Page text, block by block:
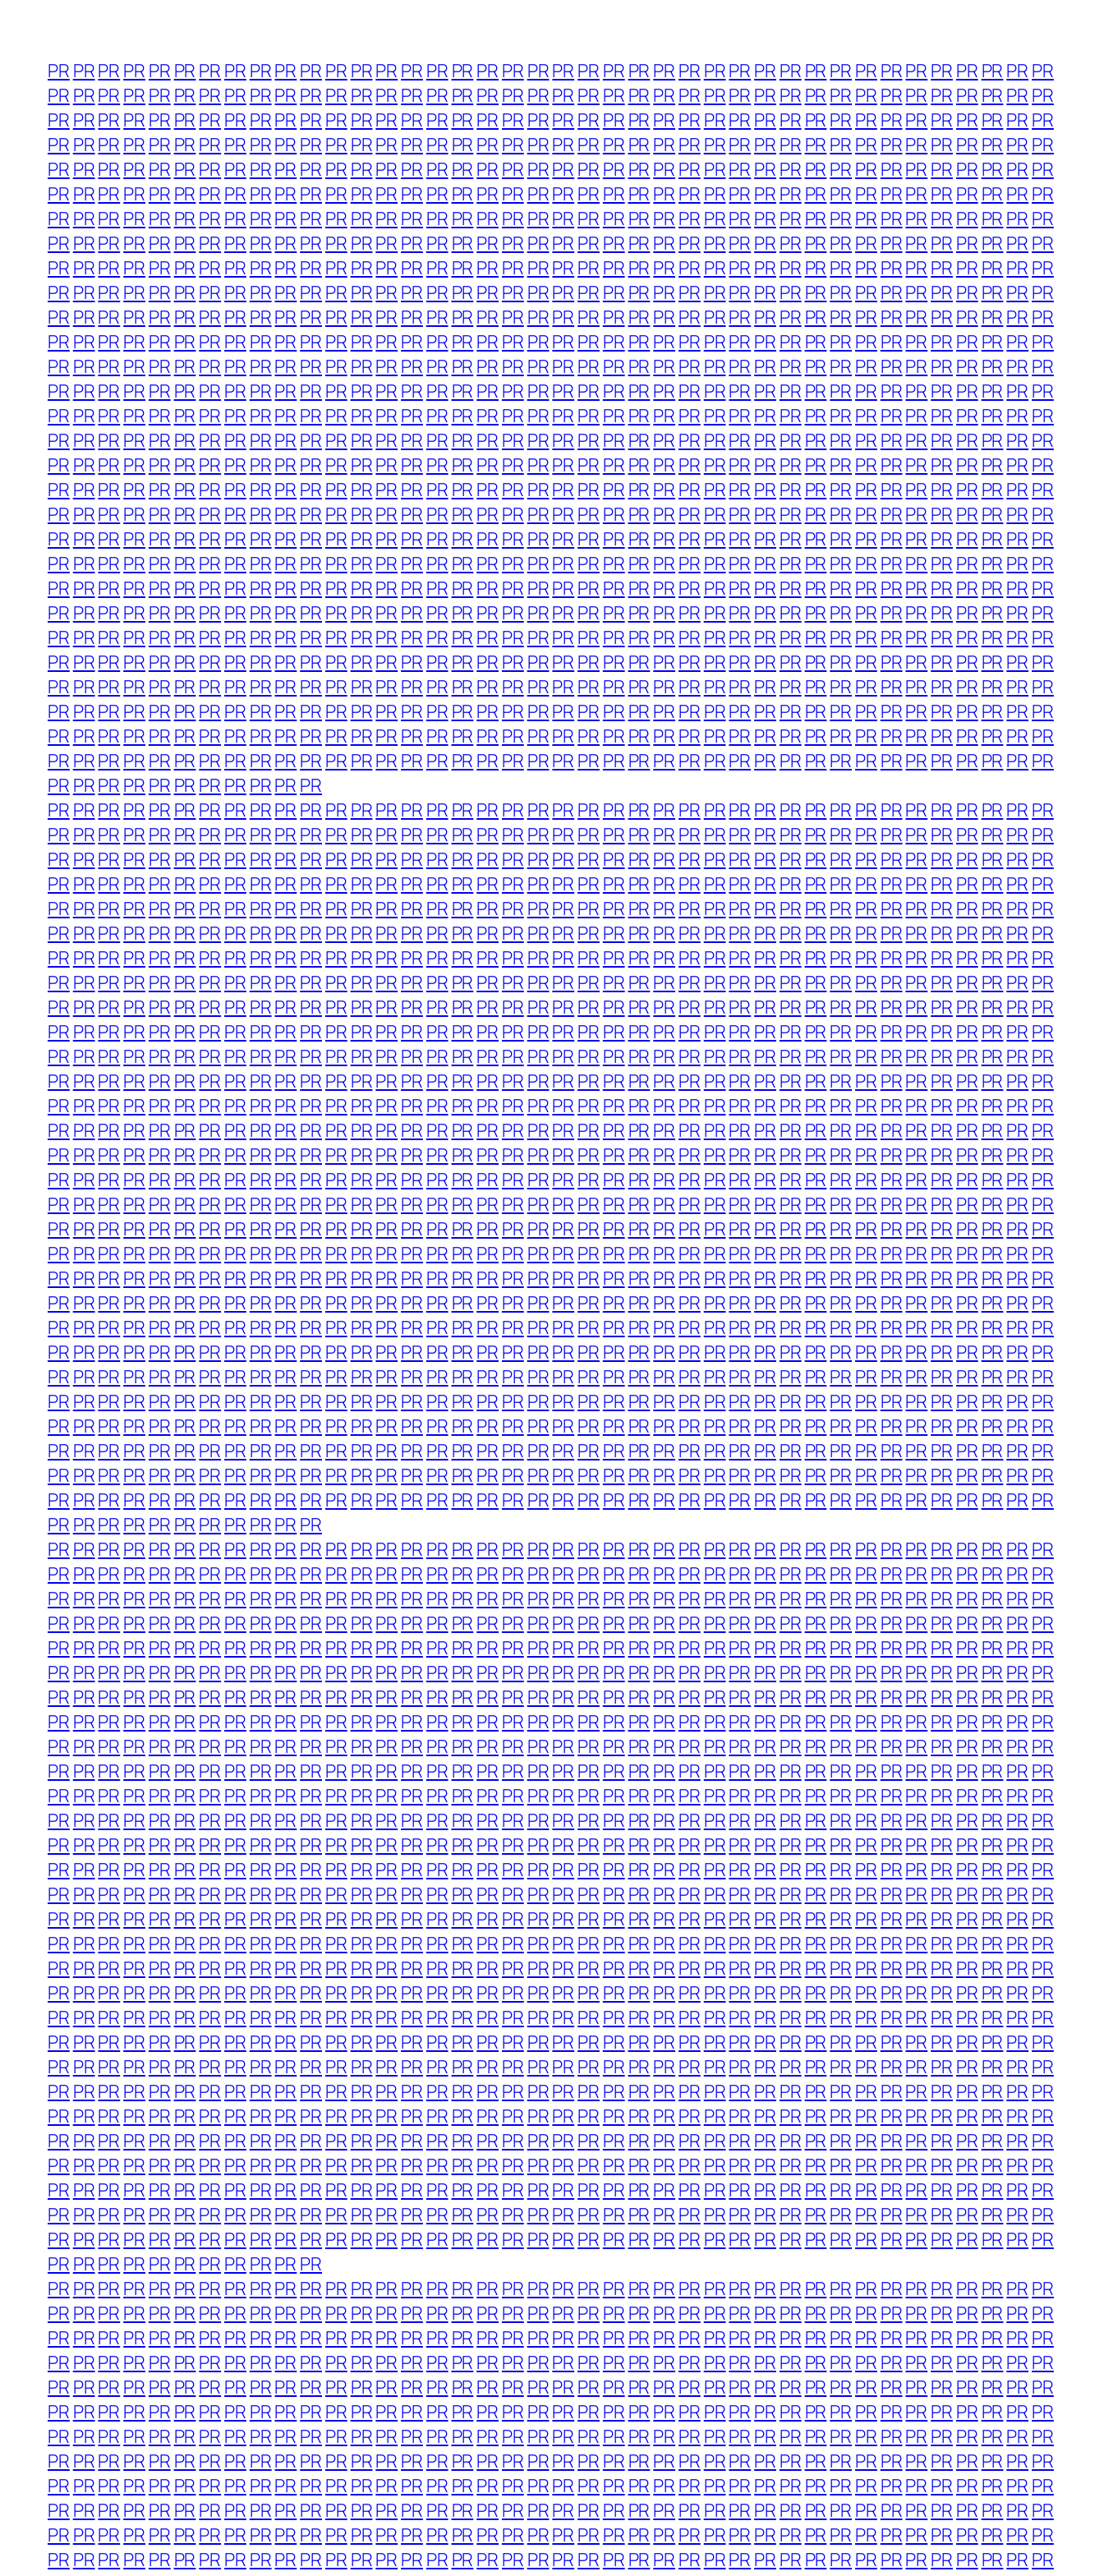
PR PRPR PR PR PR PR PR PRPR PR PR PRPR PR PR PR PR PR PRPR PR PR PR PR PR PRPR PR PR PR PR PR PRPR PR PR PR PR PR
PR PRPR PR PR PR PR PR PRPR PR PR PRPR PR PR PR PR PR PRPR PR PR PR PR PR PRPR PR PR PR PR PR PRPR PR PR PR PR PR
PR PRPR PR PR PR PR PR PRPR PR PR PRPR PR PR PR PR PR PRPR PR PR PR PR PR PRPR PR PR PR PR PR PRPR PR PR PR PR PR
PR PRPR PR PR PR PR PR PRPR PR PR PRPR PR PR PR PR PR PRPR PR PR PR PR PR PRPR PR PR PR PR PR PRPR PR PR PR PR PR
PR PRPR PR PR PR PR PR PRPR PR PR PRPR PR PR PR PR PR PRPR PR PR PR PR PR PRPR PR PR PR PR PR PRPR PR PR PR PR PR
PR PRPR PR PR PR PR PR PRPR PR PR PRPR PR PR PR PR PR PRPR PR PR PR PR PR PRPR PR PR PR PR PR PRPR PR PR PR PR PR
PR PRPR PR PR PR PR PR PRPR PR PR PRPR PR PR PR PR PR PRPR PR PR PR PR PR PRPR PR PR PR PR PR PRPR PR PR PR PR PR
PR PRPR PR PR PR PR PR PRPR PR PR PRPR PR PR PR PR PR PRPR PR PR PR PR PR PRPR PR PR PR PR PR PRPR PR PR PR PR PR
PR PRPR PR PR PR PR PR PRPR PR PR PRPR PR PR PR PR PR PRPR PR PR PR PR PR PRPR PR PR PR PR PR PRPR PR PR PR PR PR
PR PRPR PR PR PR PR PR PRPR PR PR PRPR PR PR PR PR PR PRPR PR PR PR PR PR PRPR PR PR PR PR PR PRPR PR PR PR PR PR
PR PRPR PR PR PR PR PR PRPR PR PR PRPR PR PR PR PR PR PRPR PR PR PR PR PR PRPR PR PR PR PR PR PRPR PR PR PR PR PR
PR PRPR PR PR PR PR PR PRPR PR PR PRPR PR PR PR PR PR PRPR PR PR PR PR PR PRPR PR PR PR PR PR PRPR PR PR PR PR PR
PR PRPR PR PR PR PR PR PRPR PR PR PRPR PR PR PR PR PR PRPR PR PR PR PR PR PRPR PR PR PR PR PR PRPR PR PR PR PR PR
PR PRPR PR PR PR PR PR PRPR PR PR PRPR PR PR PR PR PR PRPR PR PR PR PR PR PRPR PR PR PR PR PR PRPR PR PR PR PR PR
PR PRPR PR PR PR PR PR PRPR PR PR PRPR PR PR PR PR PR PRPR PR PR PR PR PR PRPR PR PR PR PR PR PRPR PR PR PR PR PR
PR PRPR PR PR PR PR PR PRPR PR PR PRPR PR PR PR PR PR PRPR PR PR PR PR PR PRPR PR PR PR PR PR PRPR PR PR PR PR PR
PR PRPR PR PR PR PR PR PRPR PR PR PRPR PR PR PR PR PR PRPR PR PR PR PR PR PRPR PR PR PR PR PR PRPR PR PR PR PR PR
PR PRPR PR PR PR PR PR PRPR PR PR PRPR PR PR PR PR PR PRPR PR PR PR PR PR PRPR PR PR PR PR PR PRPR PR PR PR PR PR
PR PRPR PR PR PR PR PR PRPR PR PR PRPR PR PR PR PR PR PRPR PR PR PR PR PR PRPR PR PR PR PR PR PRPR PR PR PR PR PR
PR PRPR PR PR PR PR PR PRPR PR PR PRPR PR PR PR PR PR PRPR PR PR PR PR PR PRPR PR PR PR PR PR PRPR PR PR PR PR PR
PR PRPR PR PR PR PR PR PRPR PR PR PRPR PR PR PR PR PR PRPR PR PR PR PR PR PRPR PR PR PR PR PR PRPR PR PR PR PR PR
PR PRPR PR PR PR PR PR PRPR PR PR PRPR PR PR PR PR PR PRPR PR PR PR PR PR PRPR PR PR PR PR PR PRPR PR PR PR PR PR
PR PRPR PR PR PR PR PR PRPR PR PR PRPR PR PR PR PR PR PRPR PR PR PR PR PR PRPR PR PR PR PR PR PRPR PR PR PR PR PR
PR PRPR PR PR PR PR PR PRPR PR PR PRPR PR PR PR PR PR PRPR PR PR PR PR PR PRPR PR PR PR PR PR PRPR PR PR PR PR PR
PR PRPR PR PR PR PR PR PRPR PR PR PRPR PR PR PR PR PR PRPR PR PR PR PR PR PRPR PR PR PR PR PR PRPR PR PR PR PR PR
PR PRPR PR PR PR PR PR PRPR PR PR PRPR PR PR PR PR PR PRPR PR PR PR PR PR PRPR PR PR PR PR PR PRPR PR PR PR PR PR
PR PRPR PR PR PR PR PR PRPR PR PR PRPR PR PR PR PR PR PRPR PR PR PR PR PR PRPR PR PR PR PR PR PRPR PR PR PR PR PR
PR PRPR PR PR PR PR PR PRPR PR PR PRPR PR PR PR PR PR PRPR PR PR PR PR PR PRPR PR PR PR PR PR PRPR PR PR PR PR PR
PR PRPR PR PR PR PR PR PRPR PR PR PRPR PR PR PR PR PR PRPR PR PR PR PR PR PRPR PR PR PR PR PR PRPR PR PR PR PR PR
PR PRPR PR PR PR PR PR PRPR PR
PR PRPR PR PR PR PR PR PRPR PR PR PRPR PR PR PR PR PR PRPR PR PR PR PR PR PRPR PR PR PR PR PR PRPR PR PR PR PR PR
PR PRPR PR PR PR PR PR PRPR PR PR PRPR PR PR PR PR PR PRPR PR PR PR PR PR PRPR PR PR PR PR PR PRPR PR PR PR PR PR
PR PRPR PR PR PR PR PR PRPR PR PR PRPR PR PR PR PR PR PRPR PR PR PR PR PR PRPR PR PR PR PR PR PRPR PR PR PR PR PR
PR PRPR PR PR PR PR PR PRPR PR PR PRPR PR PR PR PR PR PRPR PR PR PR PR PR PRPR PR PR PR PR PR PRPR PR PR PR PR PR
PR PRPR PR PR PR PR PR PRPR PR PR PRPR PR PR PR PR PR PRPR PR PR PR PR PR PRPR PR PR PR PR PR PRPR PR PR PR PR PR
PR PRPR PR PR PR PR PR PRPR PR PR PRPR PR PR PR PR PR PRPR PR PR PR PR PR PRPR PR PR PR PR PR PRPR PR PR PR PR PR
PR PRPR PR PR PR PR PR PRPR PR PR PRPR PR PR PR PR PR PRPR PR PR PR PR PR PRPR PR PR PR PR PR PRPR PR PR PR PR PR
PR PRPR PR PR PR PR PR PRPR PR PR PRPR PR PR PR PR PR PRPR PR PR PR PR PR PRPR PR PR PR PR PR PRPR PR PR PR PR PR
PR PRPR PR PR PR PR PR PRPR PR PR PRPR PR PR PR PR PR PRPR PR PR PR PR PR PRPR PR PR PR PR PR PRPR PR PR PR PR PR
PR PRPR PR PR PR PR PR PRPR PR PR PRPR PR PR PR PR PR PRPR PR PR PR PR PR PRPR PR PR PR PR PR PRPR PR PR PR PR PR
PR PRPR PR PR PR PR PR PRPR PR PR PRPR PR PR PR PR PR PRPR PR PR PR PR PR PRPR PR PR PR PR PR PRPR PR PR PR PR PR
PR PRPR PR PR PR PR PR PRPR PR PR PRPR PR PR PR PR PR PRPR PR PR PR PR PR PRPR PR PR PR PR PR PRPR PR PR PR PR PR
PR PRPR PR PR PR PR PR PRPR PR PR PRPR PR PR PR PR PR PRPR PR PR PR PR PR PRPR PR PR PR PR PR PRPR PR PR PR PR PR
PR PRPR PR PR PR PR PR PRPR PR PR PRPR PR PR PR PR PR PRPR PR PR PR PR PR PRPR PR PR PR PR PR PRPR PR PR PR PR PR
PR PRPR PR PR PR PR PR PRPR PR PR PRPR PR PR PR PR PR PRPR PR PR PR PR PR PRPR PR PR PR PR PR PRPR PR PR PR PR PR
PR PRPR PR PR PR PR PR PRPR PR PR PRPR PR PR PR PR PR PRPR PR PR PR PR PR PRPR PR PR PR PR PR PRPR PR PR PR PR PR
PR PRPR PR PR PR PR PR PRPR PR PR PRPR PR PR PR PR PR PRPR PR PR PR PR PR PRPR PR PR PR PR PR PRPR PR PR PR PR PR
PR PRPR PR PR PR PR PR PRPR PR PR PRPR PR PR PR PR PR PRPR PR PR PR PR PR PRPR PR PR PR PR PR PRPR PR PR PR PR PR
PR PRPR PR PR PR PR PR PRPR PR PR PRPR PR PR PR PR PR PRPR PR PR PR PR PR PRPR PR PR PR PR PR PRPR PR PR PR PR PR
PR PRPR PR PR PR PR PR PRPR PR PR PRPR PR PR PR PR PR PRPR PR PR PR PR PR PRPR PR PR PR PR PR PRPR PR PR PR PR PR
PR PRPR PR PR PR PR PR PRPR PR PR PRPR PR PR PR PR PR PRPR PR PR PR PR PR PRPR PR PR PR PR PR PRPR PR PR PR PR PR
PR PRPR PR PR PR PR PR PRPR PR PR PRPR PR PR PR PR PR PRPR PR PR PR PR PR PRPR PR PR PR PR PR PRPR PR PR PR PR PR
PR PRPR PR PR PR PR PR PRPR PR PR PRPR PR PR PR PR PR PRPR PR PR PR PR PR PRPR PR PR PR PR PR PRPR PR PR PR PR PR
PR PRPR PR PR PR PR PR PRPR PR PR PRPR PR PR PR PR PR PRPR PR PR PR PR PR PRPR PR PR PR PR PR PRPR PR PR PR PR PR
PR PRPR PR PR PR PR PR PRPR PR PR PRPR PR PR PR PR PR PRPR PR PR PR PR PR PRPR PR PR PR PR PR PRPR PR PR PR PR PR
PR PRPR PR PR PR PR PR PRPR PR PR PRPR PR PR PR PR PR PRPR PR PR PR PR PR PRPR PR PR PR PR PR PRPR PR PR PR PR PR
PR PRPR PR PR PR PR PR PRPR PR PR PRPR PR PR PR PR PR PRPR PR PR PR PR PR PRPR PR PR PR PR PR PRPR PR PR PR PR PR
PR PRPR PR PR PR PR PR PRPR PR PR PRPR PR PR PR PR PR PRPR PR PR PR PR PR PRPR PR PR PR PR PR PRPR PR PR PR PR PR
PR PRPR PR PR PR PR PR PRPR PR PR PRPR PR PR PR PR PR PRPR PR PR PR PR PR PRPR PR PR PR PR PR PRPR PR PR PR PR PR
PR PRPR PR PR PR PR PR PRPR PR
PR PRPR PR PR PR PR PR PRPR PR PR PRPR PR PR PR PR PR PRPR PR PR PR PR PR PRPR PR PR PR PR PR PRPR PR PR PR PR PR
PR PRPR PR PR PR PR PR PRPR PR PR PRPR PR PR PR PR PR PRPR PR PR PR PR PR PRPR PR PR PR PR PR PRPR PR PR PR PR PR
PR PRPR PR PR PR PR PR PRPR PR PR PRPR PR PR PR PR PR PRPR PR PR PR PR PR PRPR PR PR PR PR PR PRPR PR PR PR PR PR
PR PRPR PR PR PR PR PR PRPR PR PR PRPR PR PR PR PR PR PRPR PR PR PR PR PR PRPR PR PR PR PR PR PRPR PR PR PR PR PR
PR PRPR PR PR PR PR PR PRPR PR PR PRPR PR PR PR PR PR PRPR PR PR PR PR PR PRPR PR PR PR PR PR PRPR PR PR PR PR PR
PR PRPR PR PR PR PR PR PRPR PR PR PRPR PR PR PR PR PR PRPR PR PR PR PR PR PRPR PR PR PR PR PR PRPR PR PR PR PR PR
PR PRPR PR PR PR PR PR PRPR PR PR PRPR PR PR PR PR PR PRPR PR PR PR PR PR PRPR PR PR PR PR PR PRPR PR PR PR PR PR
PR PRPR PR PR PR PR PR PRPR PR PR PRPR PR PR PR PR PR PRPR PR PR PR PR PR PRPR PR PR PR PR PR PRPR PR PR PR PR PR
PR PRPR PR PR PR PR PR PRPR PR PR PRPR PR PR PR PR PR PRPR PR PR PR PR PR PRPR PR PR PR PR PR PRPR PR PR PR PR PR
PR PRPR PR PR PR PR PR PRPR PR PR PRPR PR PR PR PR PR PRPR PR PR PR PR PR PRPR PR PR PR PR PR PRPR PR PR PR PR PR
PR PRPR PR PR PR PR PR PRPR PR PR PRPR PR PR PR PR PR PRPR PR PR PR PR PR PRPR PR PR PR PR PR PRPR PR PR PR PR PR
PR PRPR PR PR PR PR PR PRPR PR PR PRPR PR PR PR PR PR PRPR PR PR PR PR PR PRPR PR PR PR PR PR PRPR PR PR PR PR PR
PR PRPR PR PR PR PR PR PRPR PR PR PRPR PR PR PR PR PR PRPR PR PR PR PR PR PRPR PR PR PR PR PR PRPR PR PR PR PR PR
PR PRPR PR PR PR PR PR PRPR PR PR PRPR PR PR PR PR PR PRPR PR PR PR PR PR PRPR PR PR PR PR PR PRPR PR PR PR PR PR
PR PRPR PR PR PR PR PR PRPR PR PR PRPR PR PR PR PR PR PRPR PR PR PR PR PR PRPR PR PR PR PR PR PRPR PR PR PR PR PR
PR PRPR PR PR PR PR PR PRPR PR PR PRPR PR PR PR PR PR PRPR PR PR PR PR PR PRPR PR PR PR PR PR PRPR PR PR PR PR PR
PR PRPR PR PR PR PR PR PRPR PR PR PRPR PR PR PR PR PR PRPR PR PR PR PR PR PRPR PR PR PR PR PR PRPR PR PR PR PR PR
PR PRPR PR PR PR PR PR PRPR PR PR PRPR PR PR PR PR PR PRPR PR PR PR PR PR PRPR PR PR PR PR PR PRPR PR PR PR PR PR
PR PRPR PR PR PR PR PR PRPR PR PR PRPR PR PR PR PR PR PRPR PR PR PR PR PR PRPR PR PR PR PR PR PRPR PR PR PR PR PR
PR PRPR PR PR PR PR PR PRPR PR PR PRPR PR PR PR PR PR PRPR PR PR PR PR PR PRPR PR PR PR PR PR PRPR PR PR PR PR PR
PR PRPR PR PR PR PR PR PRPR PR PR PRPR PR PR PR PR PR PRPR PR PR PR PR PR PRPR PR PR PR PR PR PRPR PR PR PR PR PR
PR PRPR PR PR PR PR PR PRPR PR PR PRPR PR PR PR PR PR PRPR PR PR PR PR PR PRPR PR PR PR PR PR PRPR PR PR PR PR PR
PR PRPR PR PR PR PR PR PRPR PR PR PRPR PR PR PR PR PR PRPR PR PR PR PR PR PRPR PR PR PR PR PR PRPR PR PR PR PR PR
PR PRPR PR PR PR PR PR PRPR PR PR PRPR PR PR PR PR PR PRPR PR PR PR PR PR PRPR PR PR PR PR PR PRPR PR PR PR PR PR
PR PRPR PR PR PR PR PR PRPR PR PR PRPR PR PR PR PR PR PRPR PR PR PR PR PR PRPR PR PR PR PR PR PRPR PR PR PR PR PR
PR PRPR PR PR PR PR PR PRPR PR PR PRPR PR PR PR PR PR PRPR PR PR PR PR PR PRPR PR PR PR PR PR PRPR PR PR PR PR PR
PR PRPR PR PR PR PR PR PRPR PR PR PRPR PR PR PR PR PR PRPR PR PR PR PR PR PRPR PR PR PR PR PR PRPR PR PR PR PR PR
PR PRPR PR PR PR PR PR PRPR PR PR PRPR PR PR PR PR PR PRPR PR PR PR PR PR PRPR PR PR PR PR PR PRPR PR PR PR PR PR
PR PRPR PR PR PR PR PR PRPR PR PR PRPR PR PR PR PR PR PRPR PR PR PR PR PR PRPR PR PR PR PR PR PRPR PR PR PR PR PR
PR PRPR PR PR PR PR PR PRPR PR
PR PRPR PR PR PR PR PR PRPR PR PR PRPR PR PR PR PR PR PRPR PR PR PR PR PR PRPR PR PR PR PR PR PRPR PR PR PR PR PR
PR PRPR PR PR PR PR PR PRPR PR PR PRPR PR PR PR PR PR PRPR PR PR PR PR PR PRPR PR PR PR PR PR PRPR PR PR PR PR PR
PR PRPR PR PR PR PR PR PRPR PR PR PRPR PR PR PR PR PR PRPR PR PR PR PR PR PRPR PR PR PR PR PR PRPR PR PR PR PR PR
PR PRPR PR PR PR PR PR PRPR PR PR PRPR PR PR PR PR PR PRPR PR PR PR PR PR PRPR PR PR PR PR PR PRPR PR PR PR PR PR
PR PRPR PR PR PR PR PR PRPR PR PR PRPR PR PR PR PR PR PRPR PR PR PR PR PR PRPR PR PR PR PR PR PRPR PR PR PR PR PR
PR PRPR PR PR PR PR PR PRPR PR PR PRPR PR PR PR PR PR PRPR PR PR PR PR PR PRPR PR PR PR PR PR PRPR PR PR PR PR PR
PR PRPR PR PR PR PR PR PRPR PR PR PRPR PR PR PR PR PR PRPR PR PR PR PR PR PRPR PR PR PR PR PR PRPR PR PR PR PR PR
PR PRPR PR PR PR PR PR PRPR PR PR PRPR PR PR PR PR PR PRPR PR PR PR PR PR PRPR PR PR PR PR PR PRPR PR PR PR PR PR
PR PRPR PR PR PR PR PR PRPR PR PR PRPR PR PR PR PR PR PRPR PR PR PR PR PR PRPR PR PR PR PR PR PRPR PR PR PR PR PR
PR PRPR PR PR PR PR PR PRPR PR PR PRPR PR PR PR PR PR PRPR PR PR PR PR PR PRPR PR PR PR PR PR PRPR PR PR PR PR PR
PR PRPR PR PR PR PR PR PRPR PR PR PRPR PR PR PR PR PR PRPR PR PR PR PR PR PRPR PR PR PR PR PR PRPR PR PR PR PR PR
PR PRPR PR PR PR PR PR PRPR PR PR PRPR PR PR PR PR PR PRPR PR PR PR PR PR PRPR PR PR PR PR PR PRPR PR PR PR PR PR